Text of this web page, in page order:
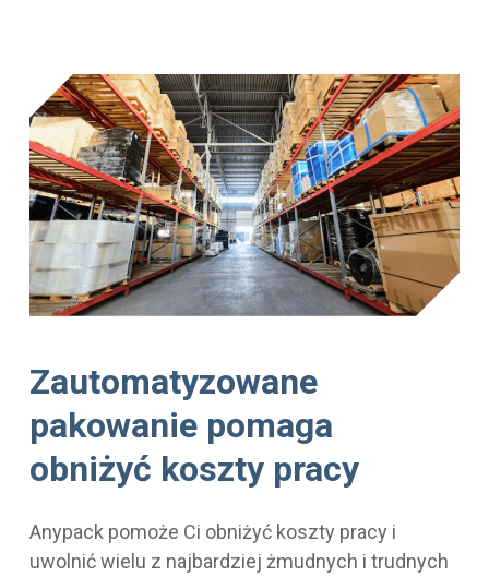
Zautomatyzowane
pakowanie pomaga
obniżyć koszty pracy
Anypack pomoże Ci obniżyć koszty pracy i
uwolnić wielu z najbardziej żmudnych i trudnych